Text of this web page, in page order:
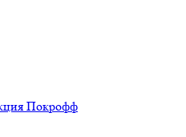
Покрофф